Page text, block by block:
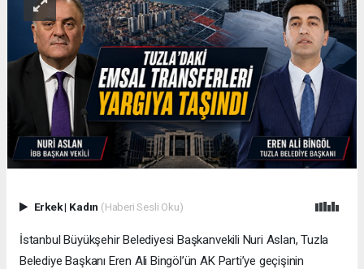
Erkek| Kadın (Haberi Sesli Oku)
İstanbul Büyükşehir Belediyesi Başkanvekili Nuri Aslan, Tuzla
Belediye Başkanı Eren Ali Bingöl’ün AK Parti’ye geçişinin